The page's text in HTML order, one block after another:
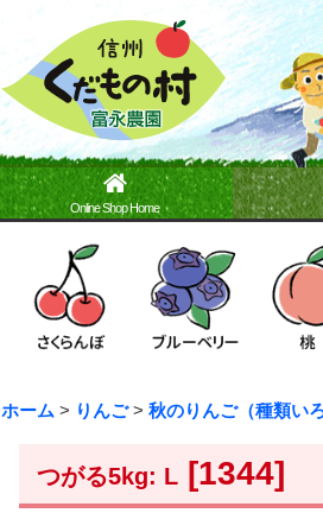
Online Shop Home
ホーム > りんご > 秋のりんご（種類い
つがる5kg: L [1344]